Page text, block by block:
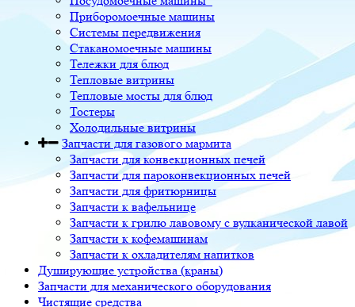
Приборомоечные машины
Системы передвижения
Стаканомоечные машины
Тележки для блюд
Тепловые витрины
Тепловые мосты для блюд
Тостеры
Холодильные витрины
Запчасти для газового мармита
Запчасти для конвекционных печей
Запчасти для пароконвекционных печей
Запчасти для фритюрницы
Запчасти к вафельнице
Запчасти к грилю лавовому с вулканической лавой
Запчасти к кофемашинам
Запчасти к охладителям напитков
Душирующие устройства (краны)
Запчасти для механического оборудования
Чистящие средства